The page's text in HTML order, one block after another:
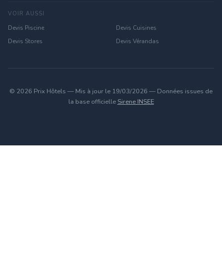
VOIR AUSSI
Devis Piscine
Devis Cuisines
Devis Stores
Devis Vérandas
© 2026 Prix Hôtels — Mis à jour le 19/03/2026 — Données issues de
la base officielle Sirene INSEE